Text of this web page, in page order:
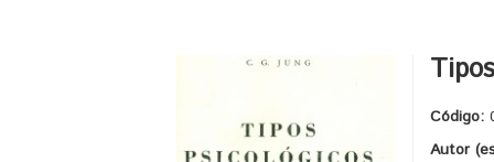
Código:
Autor